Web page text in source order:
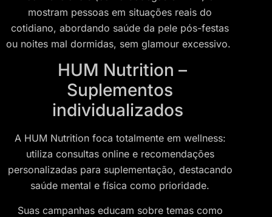
mostram pessoas em situações reais do
cotidiano, abordando saúde da pele pós-festas
ou noites mal dormidas, sem glamour excessivo.
HUM Nutrition –
Suplementos
individualizados
A HUM Nutrition foca totalmente em wellness:
utiliza consultas online e recomendações
personalizadas para suplementação, destacando
saúde mental e física como prioridade.
Suas campanhas educam sobre temas como